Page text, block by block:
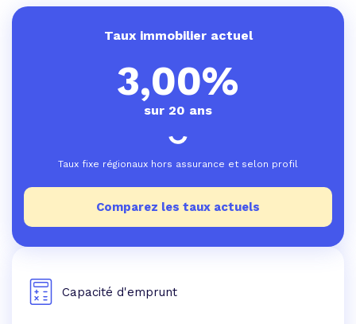
Taux immobilier actuel
3,00%
sur 20 ans
Taux fixe régionaux hors assurance et selon profil
Comparez les taux actuels
Capacité d'emprunt